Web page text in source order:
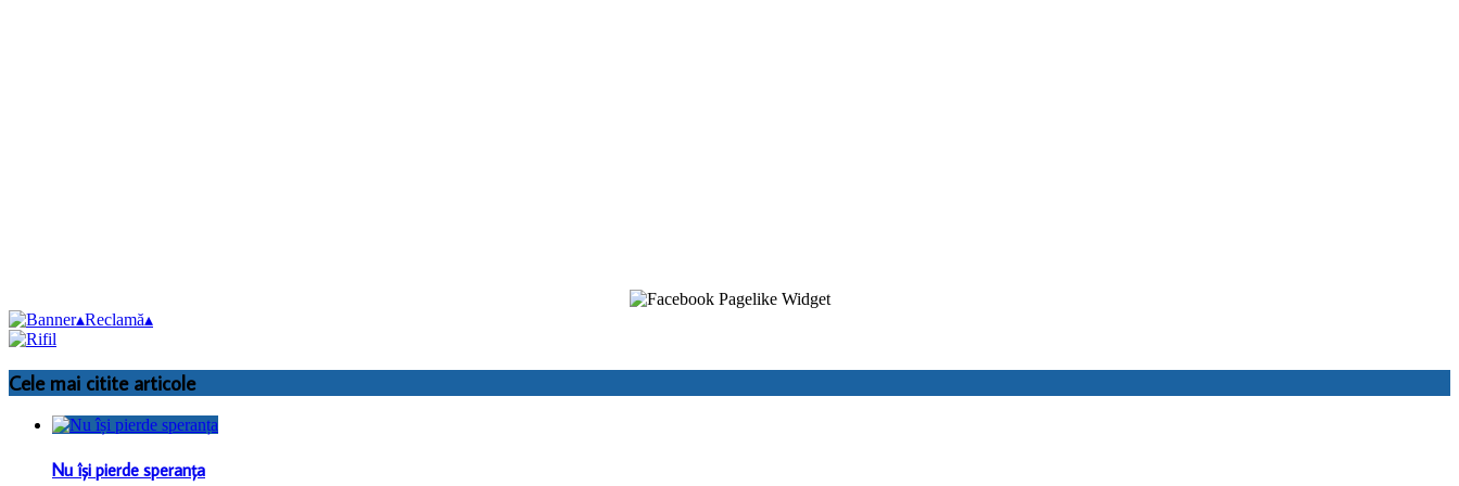
▴Reclamă▴
Cele mai citite articole
Nu își pierde speranța